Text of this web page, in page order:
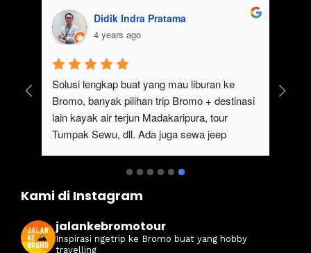
aisyah usman
4 years ago
gak pernah bosen main ke bromo, ngajak
keluarga besar gak perlu repot, karena
sangat mempermudah buat trip ke bromo kali
ini. Harga ramah di kantong dan itinerarynya
Kami di Instagram
jalankebromotour
Inspirasi ngetrip ke Bromo buat yang hobby
travelling